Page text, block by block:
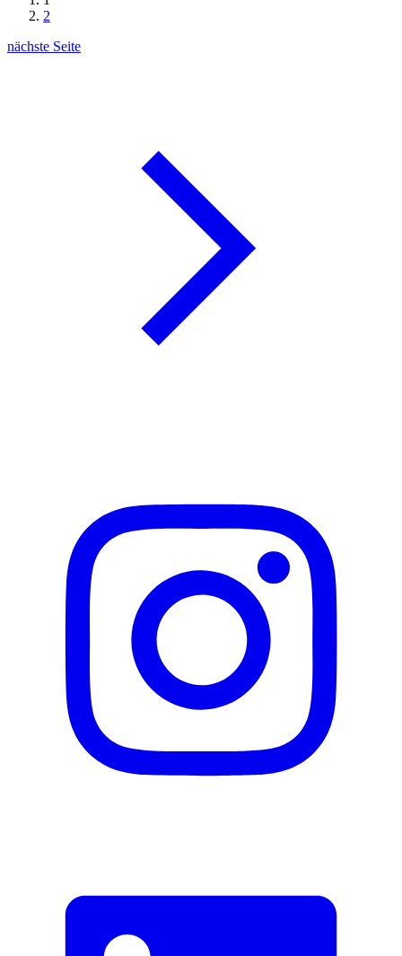
2
nächste Seite